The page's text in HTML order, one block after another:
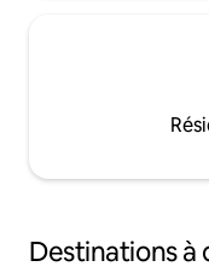
Destinations à